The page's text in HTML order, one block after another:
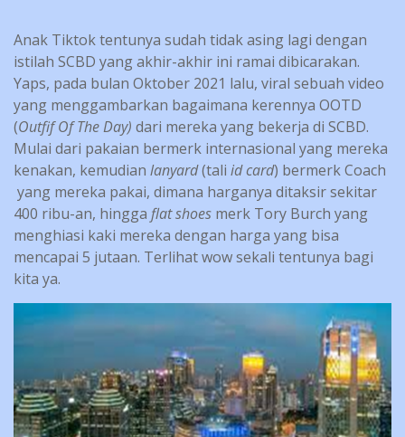
Anak Tiktok tentunya sudah tidak asing lagi dengan
istilah SCBD yang akhir-akhir ini ramai dibicarakan.
Yaps, pada bulan Oktober 2021 lalu, viral sebuah video
yang menggambarkan bagaimana kerennya OOTD
(Outfif Of The Day) dari mereka yang bekerja di SCBD.
Mulai dari pakaian bermerk internasional yang mereka
kenakan, kemudian lanyard(tali id card) bermerk Coach
yang mereka pakai, dimana harganya ditaksir sekitar
400 ribu-an, hingga flat shoes merk Tory Burch yang
menghiasi kaki mereka dengan harga yang bisa
mencapai 5 jutaan. Terlihat wow sekali tentunya bagi
kita ya.